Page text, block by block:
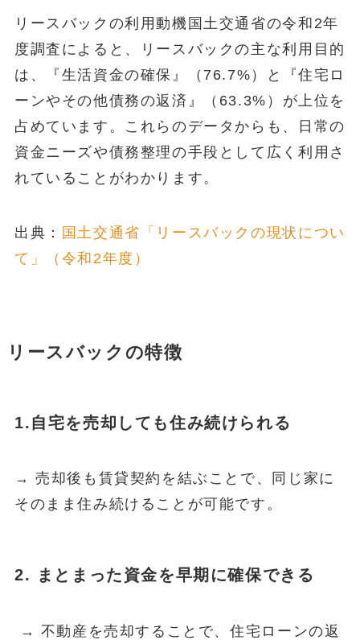
リースバックの利用動機国土交通省の令和2年
度調査によると、リースバックの主な利用目的
は、『生活資金の確保』（76.7%）と『住宅ロ
ーンやその他債務の返済』（63.3%）が上位を
占めています。これらのデータからも、日常の
資金ニーズや債務整理の手段として広く利用さ
れていることがわかります。
出典： 国土交通省「リースバックの現状につい
て」（令和2年度）
リースバックの特徴
1.自宅を売却しても住み続けられる
→ 売却後も賃貸契約を結ぶことで、同じ家に
そのまま住み続けることが可能です。
2. まとまった資金を早期に確保できる
→ 不動産を売却することで、住宅ローンの返